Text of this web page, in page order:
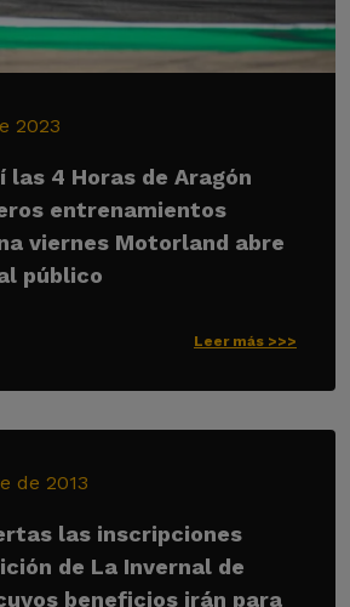
2023
las 4 Horas de Aragón
entrenamientos
viernes Motorland abre
público
Leer más >>>
de 2013
las inscripciones
de La Invernal de
beneficios irán para